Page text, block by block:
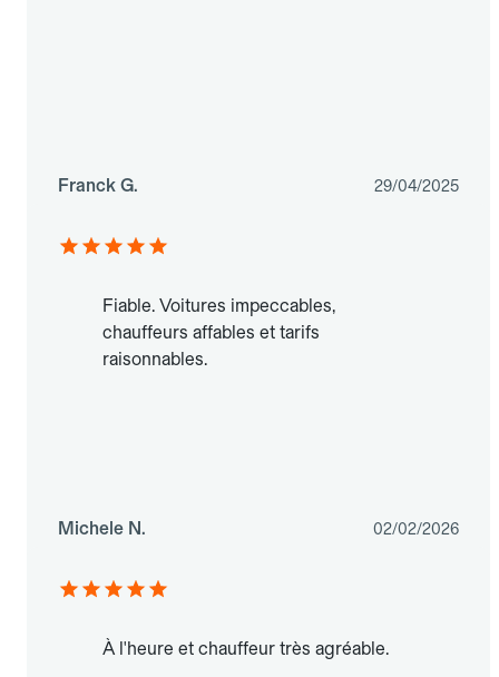
Franck G. 29/04/2025
Fiable. Voitures impeccables,
chauffeurs affables et tarifs
raisonnables.
Michele N. 02/02/2026
À l'heure et chauffeur très agréable.